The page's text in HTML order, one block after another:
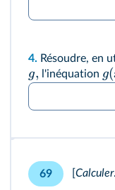
4. Résoudre, en
g, l'inéquation g(
69 Calculer